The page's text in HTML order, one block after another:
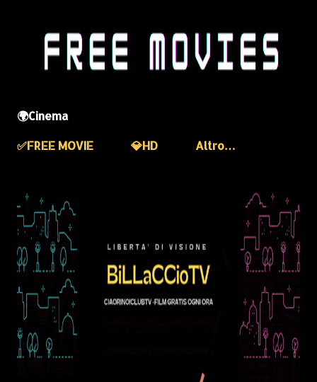
🌍Cinema
✅️FREE MOVIE
💎HD Altro…